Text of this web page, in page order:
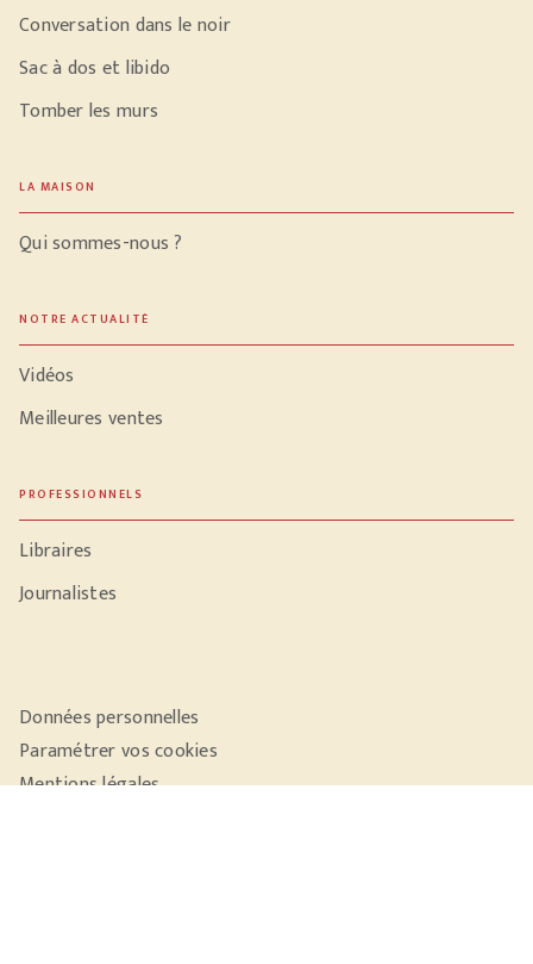
Conversation dans le noir
Sac à dos et libido
Tomber les murs
LA MAISON
Qui sommes-nous ?
NOTRE ACTUALITÉ
Vidéos
Meilleures ventes
PROFESSIONNELS
Libraires
Journalistes
Données personnelles
Paramétrer vos cookies
Mentions légales